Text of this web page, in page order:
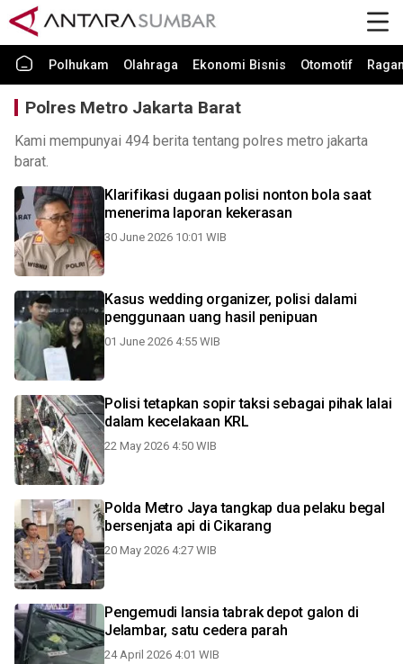
Polhukam Olahraga Ekonomi Bisnis Otomotif
Polres Metro Jakarta Barat
Kami mempunyai 494 berita tentang polres metro jakarta
barat.
Klarifikasi dugaan polisi nonton bola saat
menerima laporan kekerasan
30 June 2026 10:01 WIB
Kasus wedding organizer, polisi dalami
penggunaan uang hasil penipuan
01 June 2026 4:55 WIB
Polisi tetapkan sopir taksi sebagai pihak lalai
dalam kecelakaan KRL
22 May 2026 4:50 WIB
Polda Metro Jaya tangkap dua pelaku begal
bersenjata api di Cikarang
20 May 2026 4:27 WIB
Pengemudi lansia tabrak depot galon di
Jelambar, satu cedera parah
24 April 2026 4:01 WIB